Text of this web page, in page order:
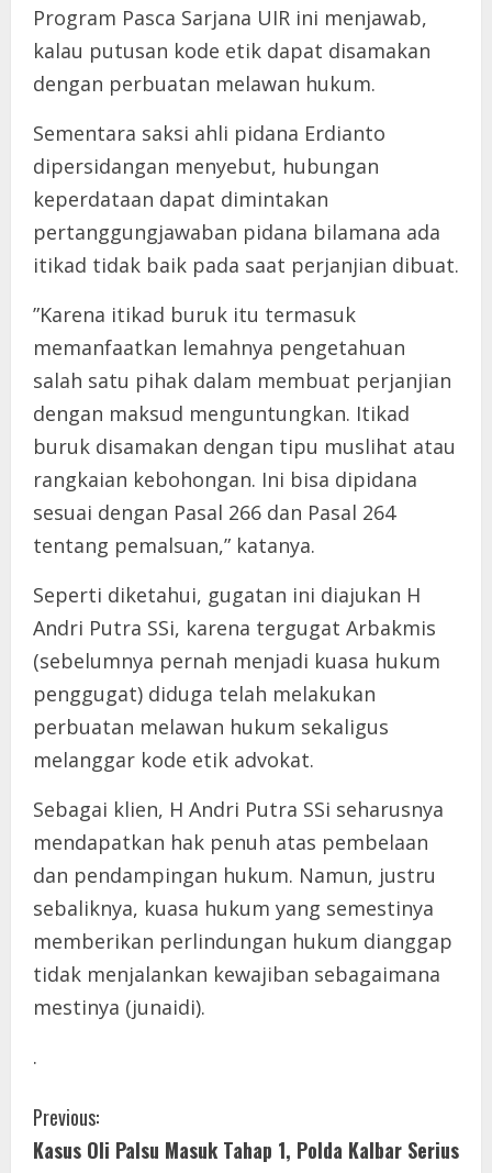
Program Pasca Sarjana UIR ini menjawab,
kalau putusan kode etik dapat disamakan
dengan perbuatan melawan hukum.
Sementara saksi ahli pidana Erdianto
dipersidangan menyebut, hubungan
keperdataan dapat dimintakan
pertanggungjawaban pidana bilamana ada
itikad tidak baik pada saat perjanjian dibuat.
”Karena itikad buruk itu termasuk
memanfaatkan lemahnya pengetahuan
salah satu pihak dalam membuat perjanjian
dengan maksud menguntungkan. Itikad
buruk disamakan dengan tipu muslihat atau
rangkaian kebohongan. Ini bisa dipidana
sesuai dengan Pasal 266 dan Pasal 264
tentang pemalsuan,” katanya.
Seperti diketahui, gugatan ini diajukan H
Andri Putra SSi, karena tergugat Arbakmis
(sebelumnya pernah menjadi kuasa hukum
penggugat) diduga telah melakukan
perbuatan melawan hukum sekaligus
melanggar kode etik advokat.
Sebagai klien, H Andri Putra SSi seharusnya
mendapatkan hak penuh atas pembelaan
dan pendampingan hukum. Namun, justru
sebaliknya, kuasa hukum yang semestinya
memberikan perlindungan hukum dianggap
tidak menjalankan kewajiban sebagaimana
mestinya (junaidi).
.
C
Previous:
Kasus Oli Palsu Masuk Tahap 1, Polda Kalbar Serius